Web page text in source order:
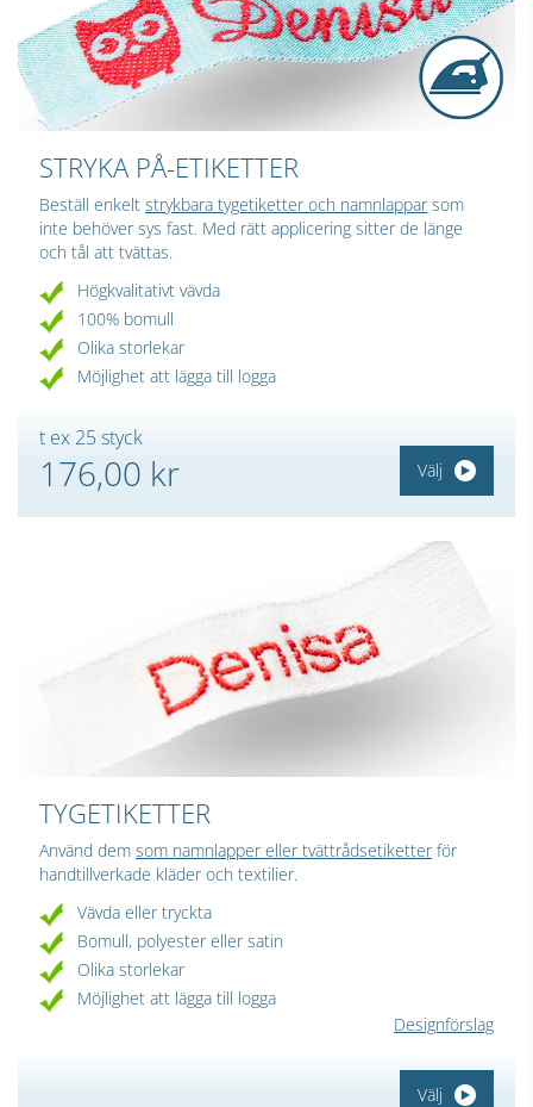
STRYKA PÅ-ETIKETTER
Beställ enkelt strykbara tygetiketter och namnlapparsom
inte behöver sys fast. Med rätt applicering sitter de länge
och tål att tvättas.
Högkvalitativt vävda
100% bomull
Olika storlekar
Möjlighet att lägga till logga
t ex 25 styck
176,00 kr Välj
TYGETIKETTER
Använd dem som namnlapper eller tvättrådsetiketterför
handtillverkade kläder och textilier.
Vävda eller tryckta
Bomull, polyester eller satin
Olika storlekar
Möjlighet att lägga till logga
Designförslag
Välj